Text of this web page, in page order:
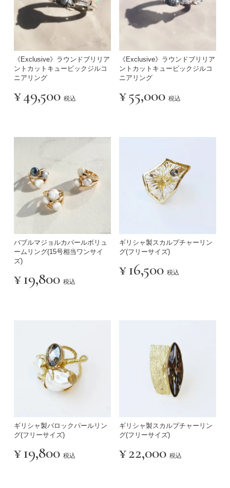
《Exclusive》ラウンドブリリア
ントカットキュービックジルコ
ニアリング
¥49,500 税込
《Exclusive》ラウンドブリリア
ントカットキュービックジルコ
ニアリング
¥55,000 税込
バブルマジョルカパールボリュ
ームリング(15号相当ワンサイ
ズ)
¥19,800 税込
ギリシャ製スカルプチャーリン
グ(フリーサイズ)
¥16,500 税込
ギリシャ製バロックパールリン
グ(フリーサイズ)
¥19,800 税込
ギリシャ製スカルプチャーリン
グ(フリーサイズ)
¥22,000 税込